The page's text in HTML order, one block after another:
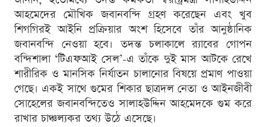
আহমেদের মৌখিক জবানবন্দি গ্রহণ করেছেন এবং খুব
শিগগিরই আইনি প্রক্রিয়ার অংশ হিসেবে তাঁর আনুষ্ঠানিক
জবানবন্দি নেওয়া হবে। তদন্ত চলাকালে র‍্যাবের গোপন
বন্দিশালা ‘টিএফআই সেল’-এ তাঁকে দুই মাস আটকে রেখে
শারীরিক ও মানসিক নির্যাতন চালানোর বিষয়ে প্রমাণ পাওয়া
গেছে। একই সাথে গুমের শিকার ছাত্রদল নেতা ও আইনজীবী
সোহেলের জবানবন্দিতেও সালাহউদ্দিন আহমেদকে গুম করে
রাখার চাঞ্চল্যকর তথ্য উঠে এসেছে।